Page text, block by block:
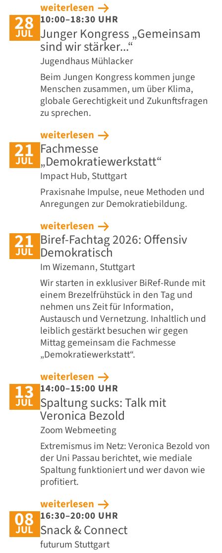
weiterlesen
28
JUL
10:00–18:30 UHR
Junger Kongress „Gemeinsam
sind wir stärker...“
Jugendhaus Mühlacker
Beim Jungen Kongress kommen junge
Menschen zusammen, um über Klima,
globale Gerechtigkeit und Zukunftsfragen
zu sprechen.
weiterlesen
21
JUL
Fachmesse
„Demokratiewerkstatt“
Impact Hub, Stuttgart
Praxisnahe Impulse, neue Methoden und
Anregungen zur Demokratiebildung.
weiterlesen
21
JUL
Biref-Fachtag 2026: Offensiv
Demokratisch
Im Wizemann, Stuttgart
Wir starten in exklusiver BiRef-Runde mit
einem Brezelfrühstück in den Tag und
nehmen uns Zeit für Information,
Austausch und Vernetzung. Inhaltlich und
leiblich gestärkt besuchen wir gegen
Mittag gemeinsam die Fachmesse
„Demokratiewerkstatt“.
weiterlesen
13
JUL
14:00–15:00 UHR
Spaltung sucks: Talk mit
Veronica Bezold
Zoom Webmeeting
Extremismus im Netz: Veronica Bezold von
der Uni Passau berichtet, wie mediale
Spaltung funktioniert und wer davon wie
profitiert.
weiterlesen
08
JUL
16:30–20:00 UHR
Snack & Connect
futurum Stuttgart